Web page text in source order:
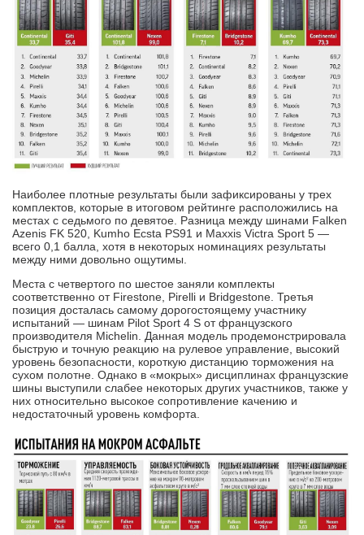
Наиболее плотные результаты были зафиксированы у трех
комплектов, которые в итоговом рейтинге расположились на
местах с седьмого по девятое. Разница между шинами Falken
Azenis FK 520, Kumho Ecsta PS91 и Maxxis Victra Sport 5 —
всего 0,1 балла, хотя в некоторых номинациях результаты
между ними довольно ощутимы.
Места с четвертого по шестое заняли комплекты
соответственно от Firestone, Pirelli и Bridgestone. Третья
позиция досталась самому дорогостоящему участнику
испытаний — шинам Pilot Sport 4 S от французского
производителя Michelin. Данная модель продемонстрировала
быструю и точную реакцию на рулевое управление, высокий
уровень безопасности, короткую дистанцию торможения на
сухом полотне. Однако в «мокрых» дисциплинах французские
шины выступили слабее некоторых других участников, также у
них относительно высокое сопротивление качению и
недостаточный уровень комфорта.